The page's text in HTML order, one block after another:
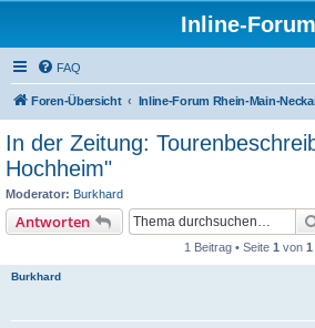
Inline-Forum
FAQ
Foren-Übersicht Inline-Forum Rhein-Main-
In der Zeitung:
Hochheim"
Moderator: Burkhard
Antworten
1 Beitrag • Seite 1 von 1
Burkhard